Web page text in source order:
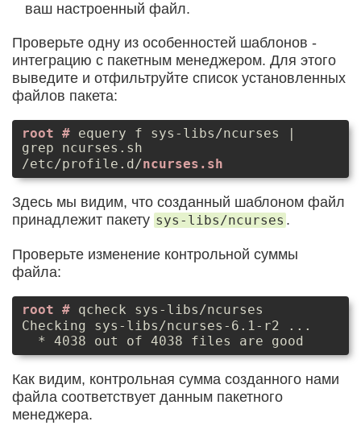
ваш настроенный файл.
Проверьте одну из особенностей шаблонов -
интеграцию с пакетным менеджером. Для этого
выведите и отфильтруйте список установленных
файлов пакета:
equery f sys-libs/ncurses |
grep ncurses.sh
/etc/profile.d/ncurses.sh
Здесь мы видим, что созданный шаблоном файл
принадлежит пакету sys-libs/ncurses .
Проверьте изменение контрольной суммы
файла:
qcheck sys-libs/ncurses
Checking sys-libs/ncurses-6.1-r2 ...
Как видим, контрольная сумма созданного нами
файла соответствует данным пакетного
менеджера.